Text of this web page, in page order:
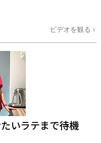
ビデオを観る
いラテまで待機